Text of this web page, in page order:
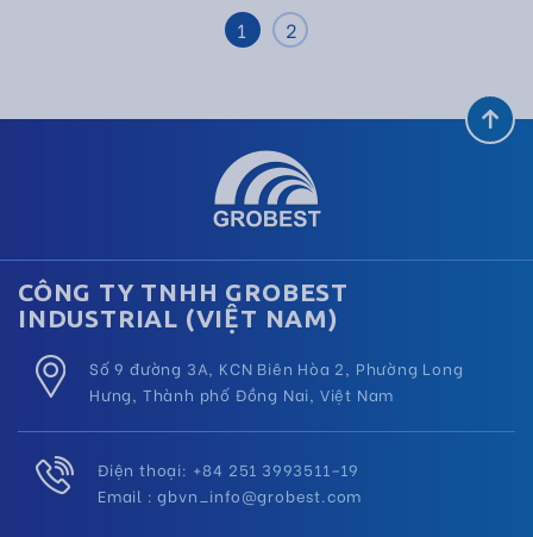
1 2
CÔNG TY TNHH GROBEST
INDUSTRIAL (VIỆT NAM)
Số 9 đường 3A, KCN Biên Hòa 2, Phường Long
Hưng, Thành phố Đồng Nai, Việt Nam
Điện thoại: +84 251 3993511–19
Email :gbvn_info@grobest.com